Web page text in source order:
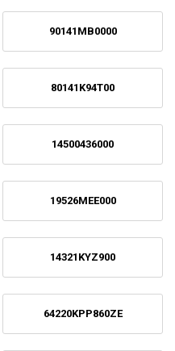
90141MB0000
80141K94T00
14500436000
19526MEE000
14321KYZ900
64220KPP860ZE